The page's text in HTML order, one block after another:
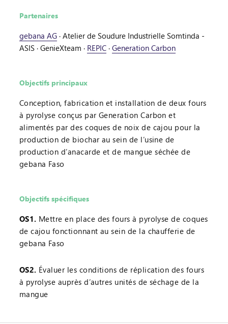
Partenaires
gebana AG· Atelier de Soudure Industrielle Somtinda -
ASIS· GenieXteam · REPIC· Generation Carbon
Objectifs principaux
Conception, fabrication et installation de deux fours
à pyrolyse conçus par Generation Carbon et
alimentés par des coques de noix de cajou pour la
production de biochar au sein de l’usine de
production d’anacarde et de mangue séchée de
gebana Faso
Objectifs spécifiques
OS1. Mettre en place des fours à pyrolyse de coques
de cajou fonctionnant au sein de la chaufferie de
gebana Faso
OS2. Évaluer les conditions de réplication des fours
à pyrolyse auprès d’autres unités de séchage de la
mangue